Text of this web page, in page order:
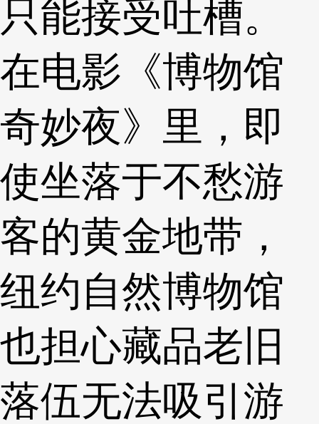
只能接受吐槽。
在电影《博物馆
奇妙夜》里，即
使坐落于不愁游
客的黄金地带，
纽约自然博物馆
也担心藏品老旧
落伍无法吸引游